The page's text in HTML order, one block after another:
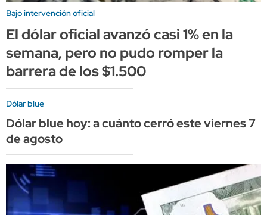
Bajo intervención oficial
El dólar oficial avanzó casi 1% en la
semana, pero no pudo romper la
barrera de los $1.500
Dólar blue
Dólar blue hoy: a cuánto cerró este viernes 7
de agosto